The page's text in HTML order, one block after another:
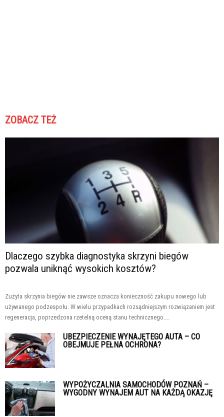
ZOBACZ TEŻ
Dlaczego szybka diagnostyka skrzyni biegów
pozwala uniknąć wysokich kosztów?
Zużyta skrzynia biegów nie zawsze oznacza konieczność zakupu nowego lub
używanego podzespołu. W wielu przypadkach rozsądniejszym rozwiązaniem jest
regeneracja, poprzedzona rzetelną oceną stanu technicznego....
UBEZPIECZENIE WYNAJĘTEGO AUTA – CO
OBEJMUJE PEŁNA OCHRONA?
WYPOŻYCZALNIA SAMOCHODÓW POZNAŃ –
WYGODNY WYNAJEM AUT NA KAŻDĄ OKAZJĘ